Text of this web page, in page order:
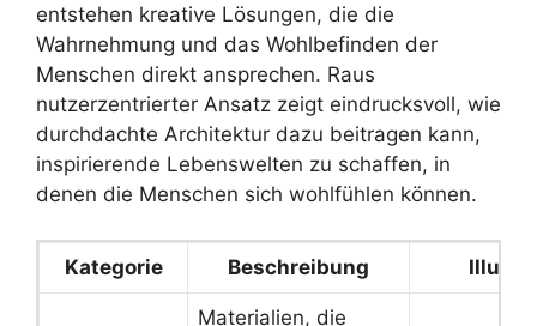
entstehen kreative Lösungen, die die
Wahrnehmung und das Wohlbefinden der
Menschen direkt ansprechen. Raus
nutzerzentrierter Ansatz zeigt eindrucksvoll, wie
durchdachte Architektur dazu beitragen kann,
inspirierende Lebenswelten zu schaffen, in
denen die Menschen sich wohlfühlen können.
Kategorie Beschreibung
Materialien, die